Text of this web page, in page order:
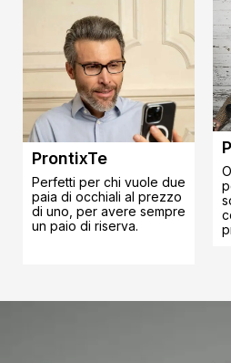
ProntixTe
Perfetti per chi vuole due
paia di occhiali al prezzo
di uno, per avere sempre
un paio di riserva.